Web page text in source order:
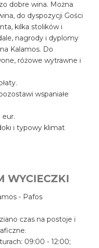
dobre wina. Można
do dyspozycji Gości
kilka stolików i
nagrody i dyplomy
Kalamos. Do
różowe wytrawne i
wspaniałe
eur.
i typowy klimat
WYCIECZKI
- Pafos
czas na postoje i
09:00 - 12:00;